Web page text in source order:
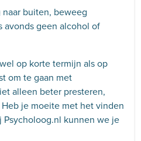
naar buiten, beweeg
avonds geen alcohol of
op korte termijn als op
om te gaan met
alleen beter presteren,
je moeite met het vinden
Psycholoog.nl kunnen we je